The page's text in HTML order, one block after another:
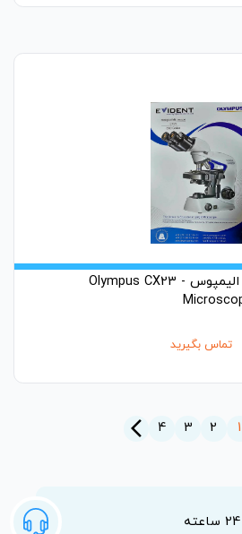
میکروسکوپ cx23 الیمپوس - Olympus CX23
تماس بگیرید
1
2
3
4
arrow_back_ios_new
24 ساعته